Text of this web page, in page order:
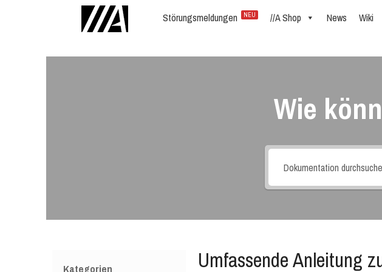
Störungsmeldungen NEU //A Shop News Wiki
Wie
Kategorien Umfassende Anleitung